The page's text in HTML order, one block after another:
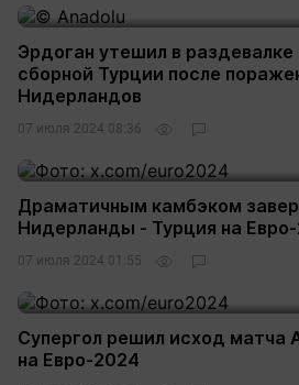
Эрдоган утешил в
сборной Турции после
Нидерландов
07 июля 2024 08:36
Драматичным камбэком
Нидерланды - Турция на
07 июля 2024 01:55
Супергол решил исход матча
на Евро-2024